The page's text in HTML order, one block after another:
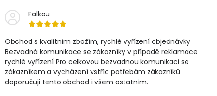
Palkou
Obchod s kvalitním zbožím, rychlé vyřízení objednávky
Bezvadná komunikace se zákazníky v případě reklamace
rychlé vyřízení Pro celkovou bezvadnou komunikaci se
zákazníkem a vycházení vstříc potřebám zákazníků
doporučuji tento obchod i všem ostatním.